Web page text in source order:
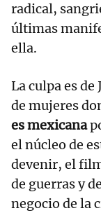
radical,
últimas
ella.
La culpa es de
de mujeres
es mexicana
el núcleo de
devenir, el
de guerras y
negocio de la